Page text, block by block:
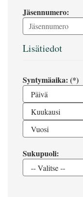
Jäsennumero:
Lisätiedot
Syntymäaika: (*)
Sukupuoli: